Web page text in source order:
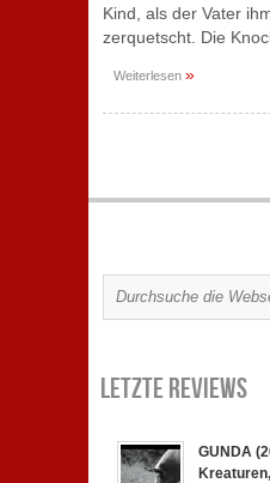
Kind, als der Vater
zerquetscht. Die
Weiterlesen »
Letzte Reviews
GUNDA